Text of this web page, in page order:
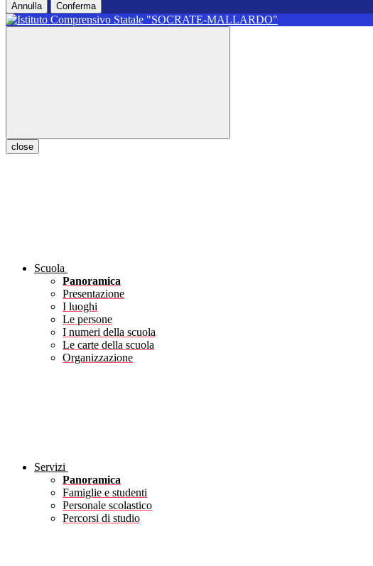
Annulla Conferma
close
Scuola
Panoramica
Presentazione
I luoghi
Le persone
I numeri della scuola
Le carte della scuola
Organizzazione
Servizi
Panoramica
Famiglie e studenti
Personale scolastico
Percorsi di studio